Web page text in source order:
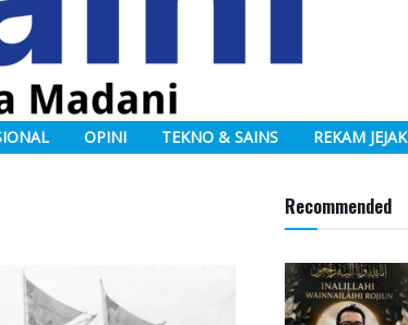
OPINI TEKNO & SAINS REKAM JEJAK
Recommended